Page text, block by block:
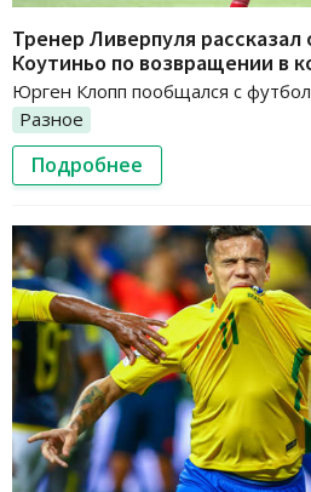
Тренер Ливерпуля рассказал
Коутиньо по возвращении в
Юрген Клопп пообщался с
Разное
Подробнее